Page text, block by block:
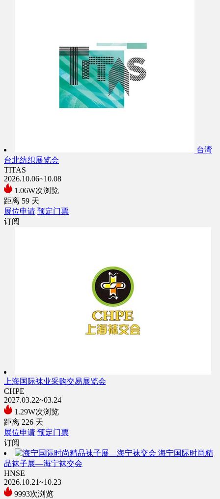
台湾
台北纺织展览会
TITAS
2026.10.06~10.08
1.06W次浏览
距离 59 天
展位申请 预定门票
订阅
上海国际袜业采购交易展览会
CHPE
2027.03.22~03.24
1.29W次浏览
距离 226 天
展位申请 预定门票
订阅
海宁国际时尚精
品袜子展—海宁袜交会
HNSE
2026.10.21~10.23
9993次浏览